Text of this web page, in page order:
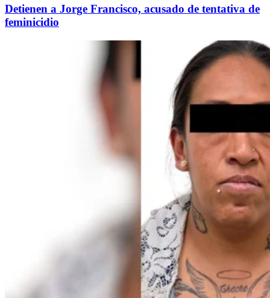
Detienen a Jorge Francisco, acusado de tentativa de
feminicidio